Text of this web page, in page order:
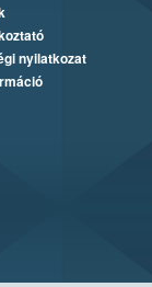
nyilatkozat